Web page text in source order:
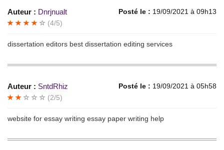
Auteur : Dnrjnualt Posté le : 19/09/2021 à 09h13
(4/5)
dissertation editors best dissertation editing services
Auteur : SntdRhiz Posté le : 19/09/2021 à 05h58
(2/5)
website for essay writing essay paper writing help